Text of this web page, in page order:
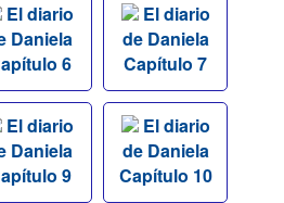
El diario
Daniela
6
El diario
de Daniela
Capítulo 7
El diario
Daniela
9
El diario
de Daniela
Capítulo 10